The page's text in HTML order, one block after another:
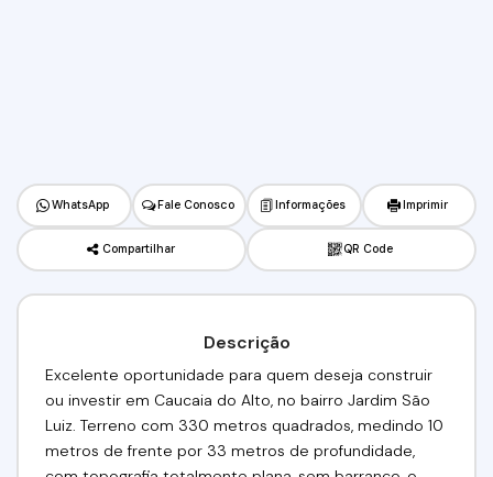
WhatsApp Fale Conosco Informações Imprimir
Compartilhar QR Code
Descrição
Excelente oportunidade para quem deseja construir
ou investir em Caucaia do Alto, no bairro Jardim São
Luiz. Terreno com 330 metros quadrados, medindo 10
metros de frente por 33 metros de profundidade,